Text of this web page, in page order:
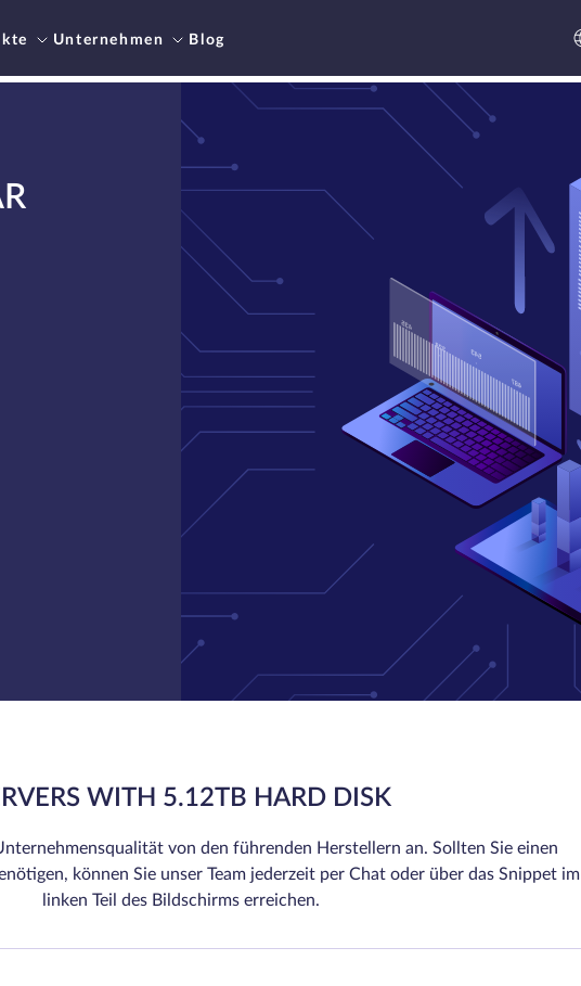
Unternehmen Blog
WITH 5.12TB HARD DISK
von den führenden Herstellern an. Sollten Sie einen
können Sie unser Team jederzeit per Chat oder über das Snippet im
linken Teil des Bildschirms erreichen.